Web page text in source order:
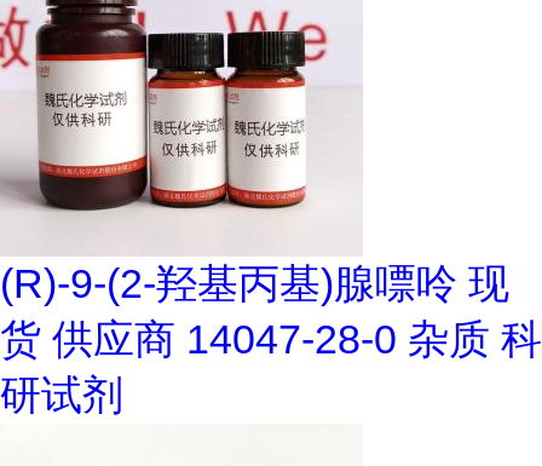
(R)-9-(2-羟基丙基)腺嘌呤 现
货 供应商 14047-28-0 杂质 科
研试剂